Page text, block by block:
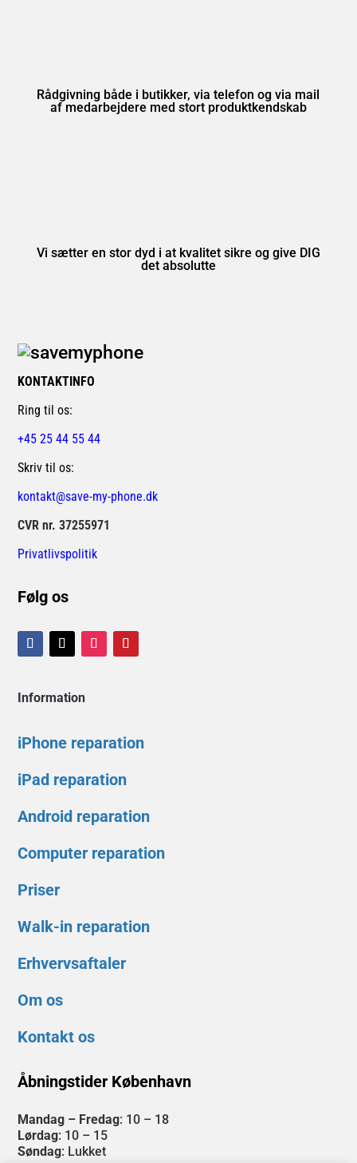
Rådgivning både i butikker, via telefon og via mail
af medarbejdere med stort produktkendskab
Vi sætter en stor dyd i at kvalitet sikre og give DIG
det absolutte
KONTAKTINFO
Ring til os:
+45 25 44 55 44
Skriv til os:
kontakt@save-my-phone.dk
CVR nr. 37255971
Privatlivspolitik
Følg os
Information
iPhone reparation
iPad reparation
Android reparation
Computer reparation
Priser
Walk-in reparation
Erhvervsaftaler
Om os
Kontakt os
Åbningstider København
Mandag – Fredag: 10 – 18
Lørdag: 10 – 15
Søndag: Lukket